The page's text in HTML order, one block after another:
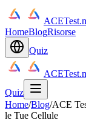
HomeBlogRisorse
Quiz
Quiz
Home/Blog/ACE
le Tue Cellule